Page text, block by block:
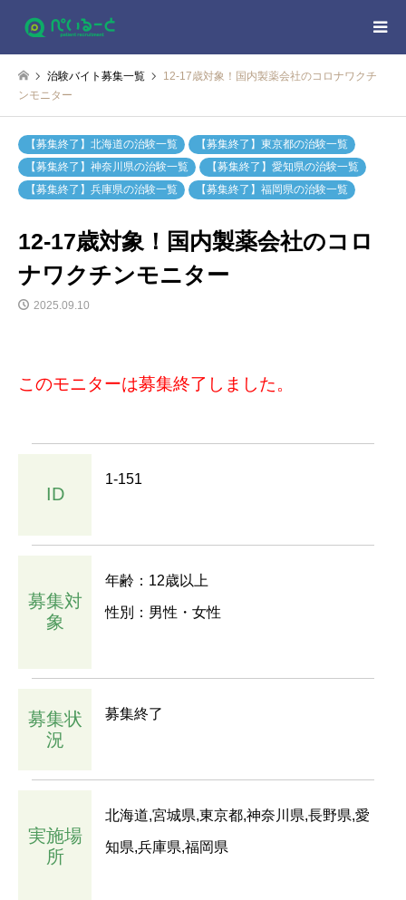
治験バイト募集一覧
12-17歳対象！国内製薬会社のコロナワクチ
ンモニター
【募集終了】北海道の治験一覧
【募集終了】東京都の治験一覧
【募集終了】神奈川県の治験一覧
【募集終了】愛知県の治験一覧
【募集終了】兵庫県の治験一覧
【募集終了】福岡県の治験一覧
12-17歳対象！国内製薬会社のコロ
ナワクチンモニター
2025.09.10
このモニターは募集終了しました。
ID
1-151
募集対
象
年齢：12歳以上
性別：男性・女性
募集状
況
募集終了
実施場
所
北海道,宮城県,東京都,神奈川県,長野県,愛
知県,兵庫県,福岡県